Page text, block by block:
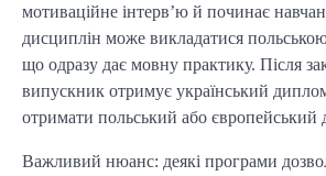
мотиваційне інтерв’ю й починає
дисциплін може викладатися
що одразу дає мовну практику. Після
випускник отримує український
отримати польський або європейський
Важливий нюанс: деякі програми